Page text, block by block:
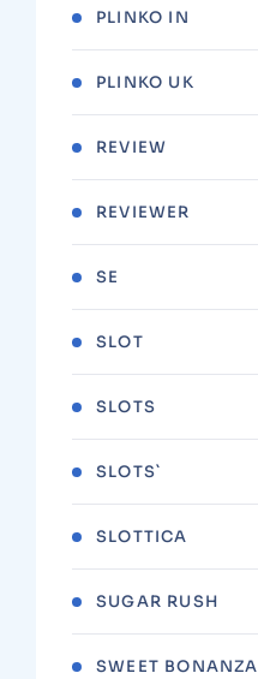
PLINKO IN
PLINKO UK
REVIEW
REVIEWER
SE
SLOT
SLOTS
SLOTS`
SLOTTICA
SUGAR RUSH
SWEET BONANZA